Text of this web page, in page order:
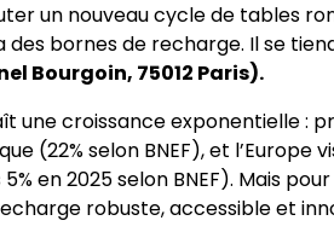
un nouveau cycle de tables
bornes de recharge. Il se
Bourgoin, 75012 Paris).
une croissance exponentielle :
(22% selon BNEF), et l’Europe
en 2025 selon BNEF). Mais
robuste, accessible et